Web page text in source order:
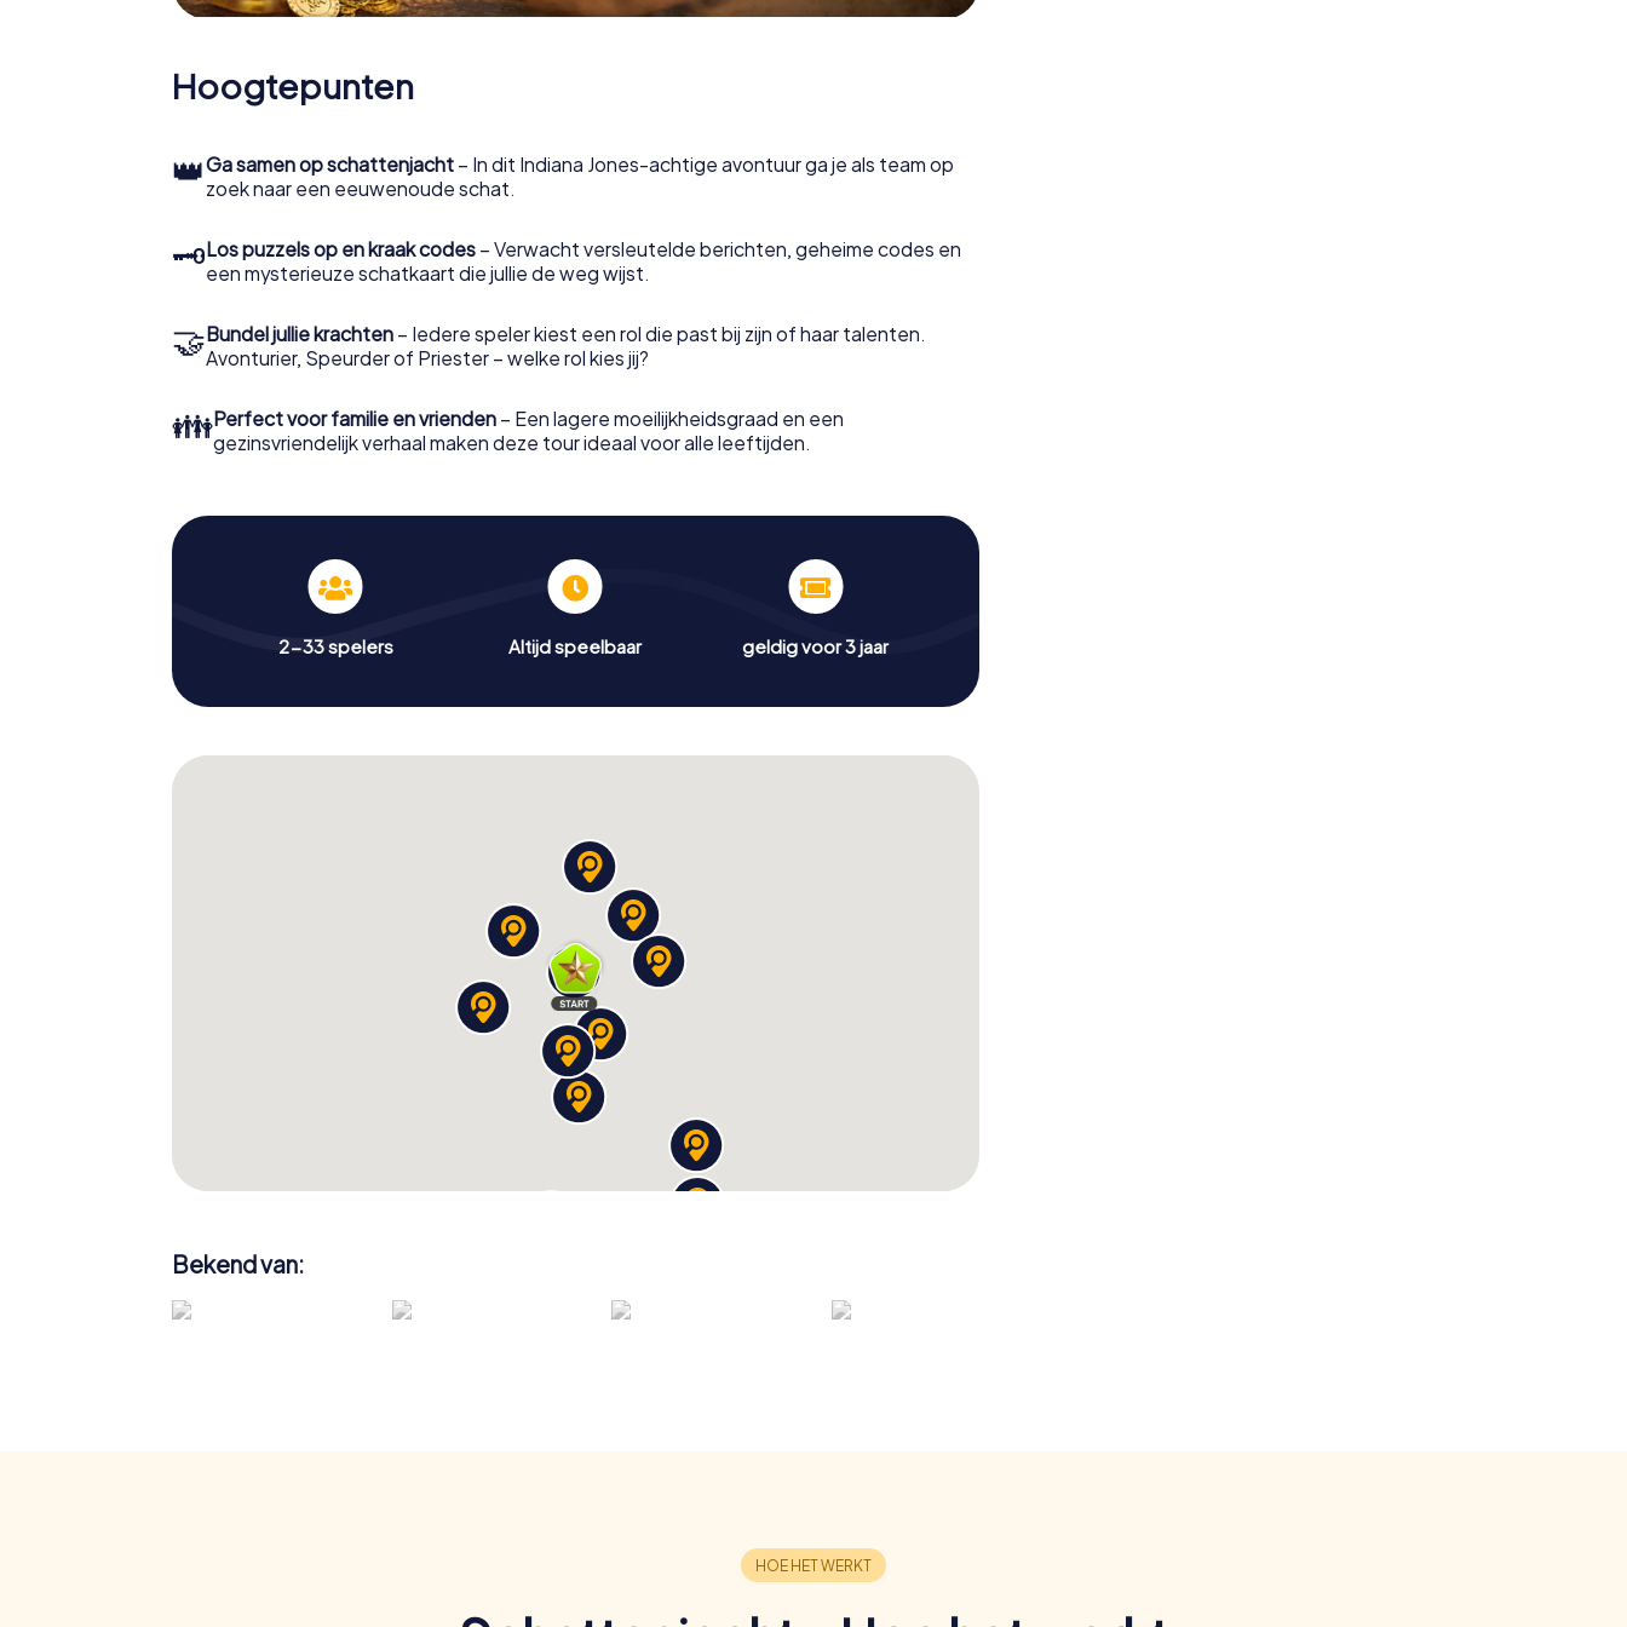
Hoogtepunten
👑Ga samen op schattenjacht – In dit Indiana Jones-achtige avontuur ga je als team op
zoek naar een eeuwenoude schat.
🗝Los puzzels op en kraak codes – Verwacht versleutelde berichten, geheime codes en
een mysterieuze schatkaart die jullie de weg wijst.
🤝Bundel jullie krachten – Iedere speler kiest een rol die past bij zijn of haar talenten.
Avonturier, Speurder of Priester – welke rol kies jij?
👪Perfect voor familie en vrienden – Een lagere moeilijkheidsgraad en een
gezinsvriendelijk verhaal maken deze tour ideaal voor alle leeftijden.
2-33 spelers Altijd speelbaar geldig voor 3 jaar
Bekend van: